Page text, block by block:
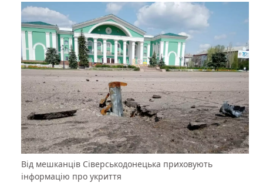
Від мешканців Сіверськодонецька приховують
інформацію про укриття